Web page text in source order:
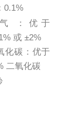
：0.1%
：优于
或 ±2%
碳：优于
二氧化碳